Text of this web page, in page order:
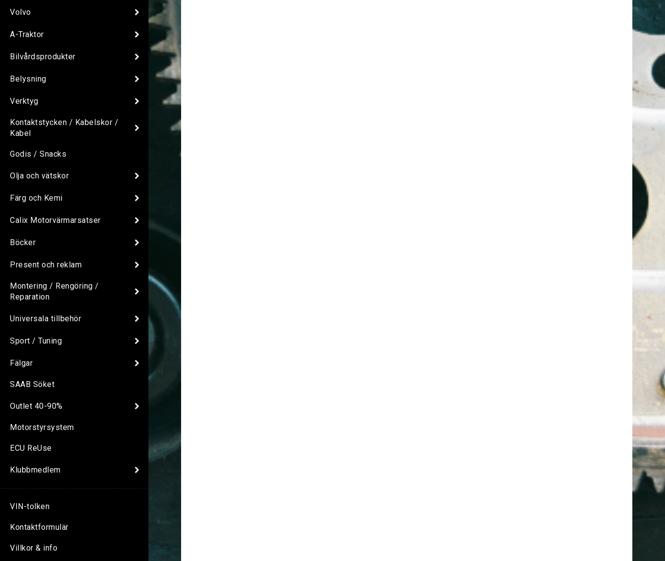
Volvo
A-Traktor
Bilvårdsprodukter
Belysning
Verktyg
Kontaktstycken / Kabelskor /
Kabel
Godis / Snacks
Olja och vätskor
Färg och Kemi
Calix Motorvärmarsatser
Böcker
Present och reklam
Montering / Rengöring /
Reparation
Universala tillbehör
Sport / Tuning
Fälgar
SAAB Söket
Outlet 40-90%
Motorstyrsystem
ECU ReUse
Klubbmedlem
VIN-tolken
Kontaktformulär
Villkor & info